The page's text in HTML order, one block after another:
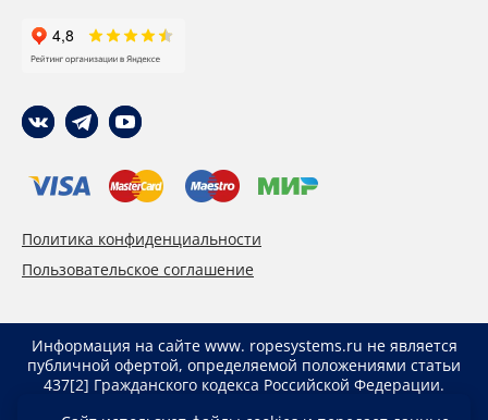
Политика конфиденциальности
Пользовательское соглашение
Информация на сайте www. ropesystems.ru не является
публичной офертой, определяемой положениями статьи
437[2] Гражданского кодекса Российской Федерации.